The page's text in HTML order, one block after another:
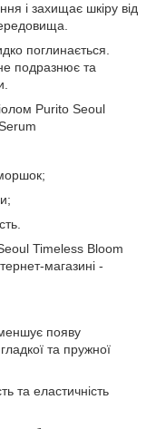
і захищає шкіру від
поглинається.
подразнює та
появу
та пружної
та еластичність